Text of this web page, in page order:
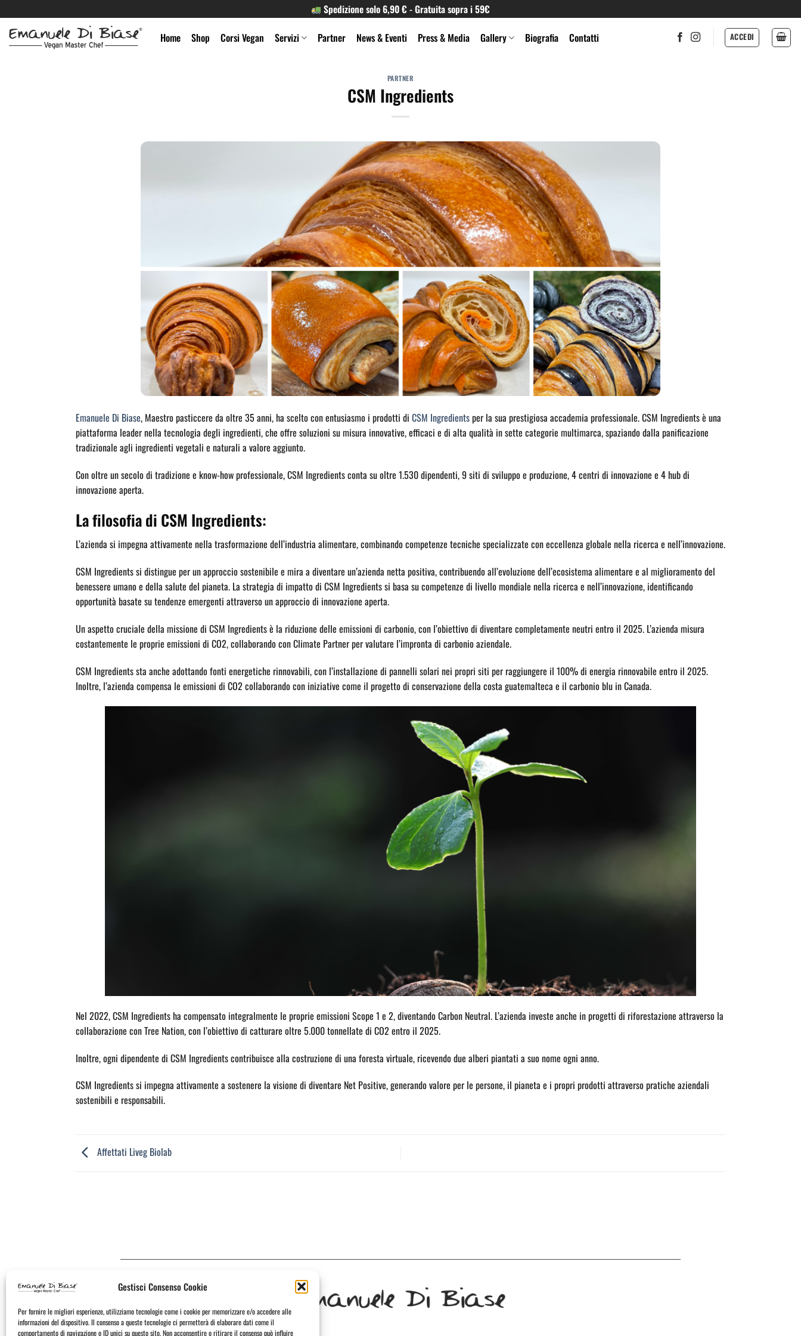
Gestisci Consenso Cookie
Per fornire le migliori esperienze, utilizziamo tecnologie come i cookie per memorizzare e/o accedere alle
informazioni del dispositivo. Il consenso a queste tecnologie ci permetterà di elaborare dati come il
comportamento di navigazione o ID unici su questo sito. Non acconsentire o ritirare il consenso può influire
ai
contenuti
Spedizione solo 6,90 € - Gratuita sopra i 59€
Home
Shop Corsi Vegan Servizi Partner News & Eventi Press & Media Gallery Biografia Contatti ACCEDI
PARTNER
CSM Ingredients
Emanuele Di Biase, Maestro pasticcere da oltre 35 anni, ha scelto con entusiasmo i prodotti di CSM Ingredientsper la sua prestigiosa accademia professionale. CSM Ingredients è una
piattaforma leader nella tecnologia degli ingredienti, che offre soluzioni su misura innovative, efficaci e di alta qualità in sette categorie multimarca, spaziando dalla panificazione
tradizionale agli ingredienti vegetali e naturali a valore aggiunto.
Con oltre un secolo di tradizione e know-how professionale, CSM Ingredients conta su oltre 1.530 dipendenti, 9 siti di sviluppo e produzione, 4 centri di innovazione e 4 hub di
innovazione aperta.
La filosofia di CSM Ingredients:
L’azienda si impegna attivamente nella trasformazione dell’industria alimentare, combinando competenze tecniche specializzate con eccellenza globale nella ricerca e nell’innovazione.
CSM Ingredients si distingue per un approccio sostenibile e mira a diventare un’azienda netta positiva, contribuendo all’evoluzione dell’ecosistema alimentare e al miglioramento del
benessere umano e della salute del pianeta. La strategia di impatto di CSM Ingredients si basa su competenze di livello mondiale nella ricerca e nell’innovazione, identificando
opportunità basate su tendenze emergenti attraverso un approccio di innovazione aperta.
Un aspetto cruciale della missione di CSM Ingredients è la riduzione delle emissioni di carbonio, con l’obiettivo di diventare completamente neutri entro il 2025. L’azienda misura
costantemente le proprie emissioni di CO2, collaborando con Climate Partner per valutare l’impronta di carbonio aziendale.
CSM Ingredients sta anche adottando fonti energetiche rinnovabili, con l’installazione di pannelli solari nei propri siti per raggiungere il 100% di energia rinnovabile entro il 2025.
Inoltre, l’azienda compensa le emissioni di CO2 collaborando con iniziative come il progetto di conservazione della costa guatemalteca e il carbonio blu in Canada.
Nel 2022, CSM Ingredients ha compensato integralmente le proprie emissioni Scope 1 e 2, diventando Carbon Neutral. L’azienda investe anche in progetti di riforestazione attraverso la
collaborazione con Tree Nation, con l’obiettivo di catturare oltre 5.000 tonnellate di CO2 entro il 2025.
Inoltre, ogni dipendente di CSM Ingredients contribuisce alla costruzione di una foresta virtuale, ricevendo due alberi piantati a suo nome ogni anno.
CSM Ingredients si impegna attivamente a sostenere la visione di diventare Net Positive, generando valore per le persone, il pianeta e i propri prodotti attraverso pratiche aziendali
sostenibili e responsabili.
Affettati Liveg Biolab